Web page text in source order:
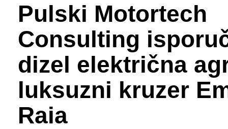
Pulski Motortech
Consulting
dizel električna
luksuzni kruzer
Raia